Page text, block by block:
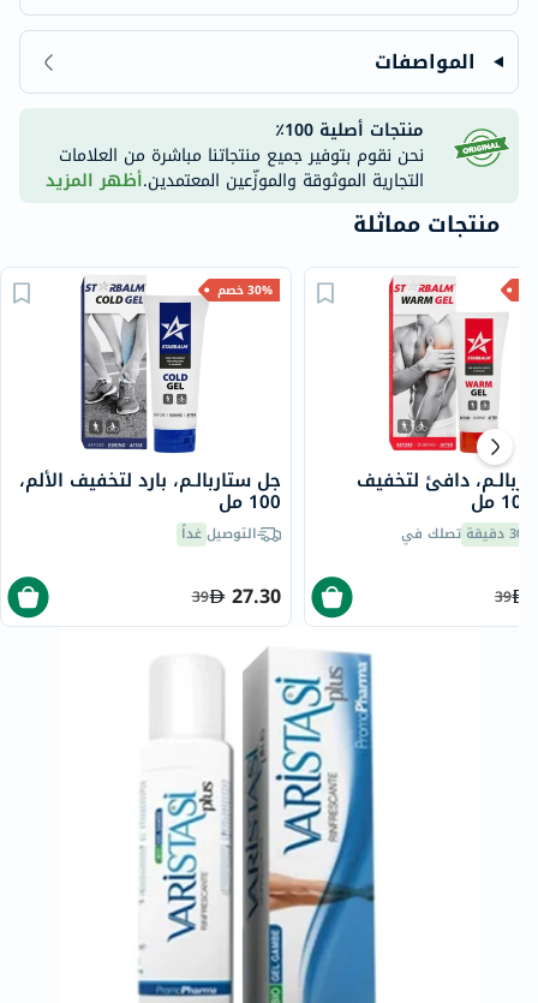
المواصفات
منتجات أصلية 100٪
نحن نقوم بتوفير جميع منتجاتنا مباشرة من العلامات
التجارية الموثوقة والموزّعين المعتمدين.أظهر المزيد
منتجات مماثلة
30% خصم
جل ستاربالـم، بارد لتخفيف الألم،
100 مل
التوصيل غداً
27.30
39
دافئ لتخفيف
30 دقيقة تصلك في
39